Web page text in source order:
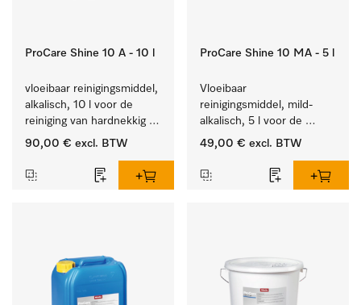
ProCare Shine 10 A - 10 l
vloeibaar reinigingsmiddel,
alkalisch, 10 l voor de
reiniging van hardnekkig
vuil op serviesgoed,
90,00 € excl. BTW
ProCare Shine 10 MA - 5 l
Vloeibaar
reinigingsmiddel, mild-
alkalisch, 5 l voor de
reiniging van lichte
bestek en glazen.
49,00 € excl. BTW